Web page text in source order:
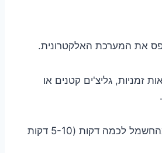
את המערכת האלקטרונית.
זמניות, גליצ'ים קטנים או
נתקו את המכשיר מהחשמל לכמה דקות (5-10 דקות